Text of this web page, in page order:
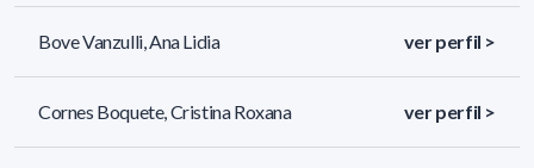
Bove Vanzulli, Ana Lidia ver perfil >
Cornes Boquete, Cristina Roxana ver perfil >